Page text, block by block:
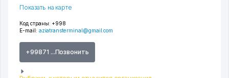
Код страны: +998
E-mail: aziatransterminal@gmail.com
+99871 ...Позвонить
Показать на карте